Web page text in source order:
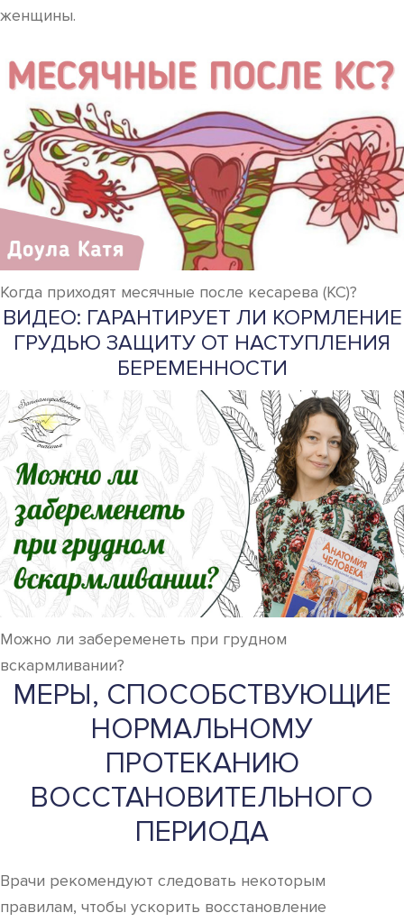
женщины.
Когда приходят месячные после кесарева (КС)?
ВИДЕО: ГАРАНТИРУЕТ ЛИ КОРМЛЕНИЕ
ГРУДЬЮ ЗАЩИТУ ОТ НАСТУПЛЕНИЯ
БЕРЕМЕННОСТИ
Можно ли забеременеть при грудном
вскармливании?
МЕРЫ, СПОСОБСТВУЮЩИЕ
НОРМАЛЬНОМУ
ПРОТЕКАНИЮ
ВОССТАНОВИТЕЛЬНОГО
ПЕРИОДА
Врачи рекомендуют следовать некоторым
правилам, чтобы ускорить восстановление